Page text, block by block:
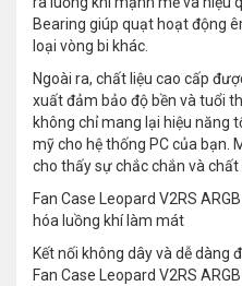
Bearing giúp quạt hoạt động
loại vòng bi khác.
Ngoài ra, chất liệu cao cấp
xuất đảm bảo độ bền và tuổi
không chỉ mang lại hiệu năng
mỹ cho hệ thống PC của bạn.
cho thấy sự chắc chắn và
Fan Case Leopard V2RS
hóa luồng khí làm mát
Kết nối không dây và dễ dàng
Fan Case Leopard V2RS